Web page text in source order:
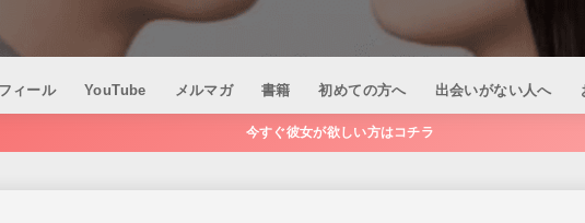
ィール YouTube メルマガ 書籍 初めての方へ 出会いがない人へ
今すぐ彼女が欲しい方はコチラ